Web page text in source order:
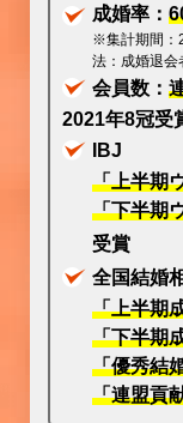
成婚率：
※集計期間：
法：成婚退
会員数：
2021年8冠受
IBJ
「上半期
「下半期
受賞
全国結婚
「上半期
「下半期
「優秀結
「連盟貢